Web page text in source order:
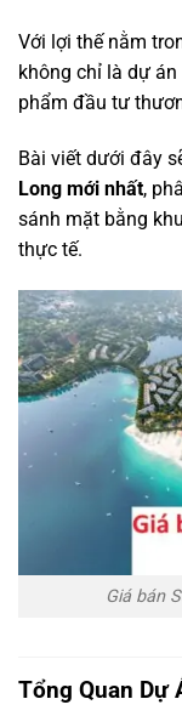
Với lợi thế nằm
không chỉ là dự
phẩm đầu tư
Bài viết dưới đây
Long mới nhất,
sánh mặt bằng
thực tế.
Giá bán
Tổng Quan Dự